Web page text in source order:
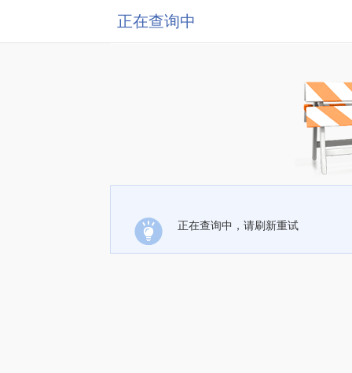
正在查询中
正在查询中，请刷新重试